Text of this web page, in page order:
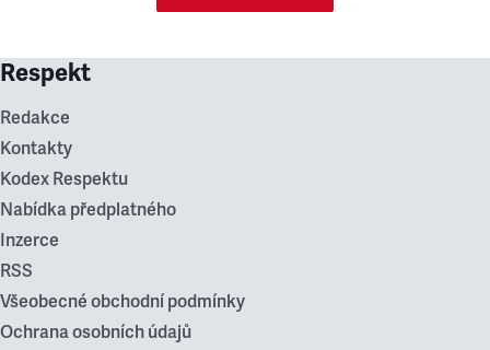
Respekt
Redakce
Kontakty
Kodex Respektu
Nabídka předplatného
Inzerce
RSS
Všeobecné obchodní podmínky
Ochrana osobních údajů